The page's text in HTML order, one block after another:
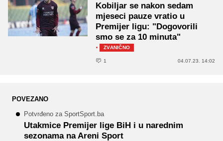
Kobiljar se nakon sedam
mjeseci pauze vratio u
Premijer ligu: "Dogovorili
smo se za 10 minuta"
· ZVANIČNO
1 04.07.23. 14:02
POVEZANO
Potvrđeno za SportSport.ba
Utakmice Premijer lige BiH i u narednim
sezonama na Areni Sport